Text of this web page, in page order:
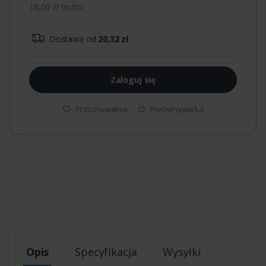
18,00 zł brutto
Dostawa od 20,32 zł
Zaloguj się
Przechowalnia Porównywarka
Opis Specyfikacja Wysyłki